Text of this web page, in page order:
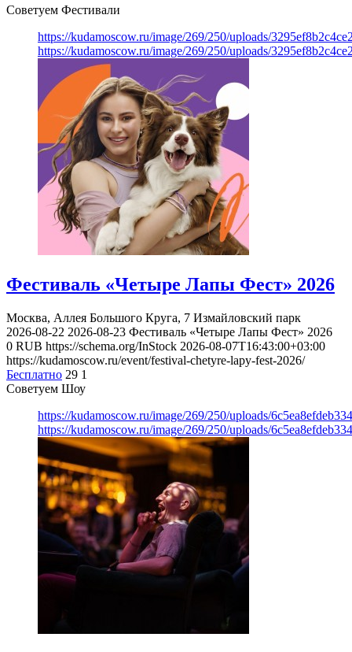
Советуем Фестивали
https://kudamoscow.ru/image/269/250/uploads/
https://kudamoscow.ru/image/269/250/uploads/
Фестиваль «Четыре Лапы Фест» 2026
Москва, Аллея Большого Круга, 7 Измайловский парк
2026-08-22 2026-08-23 Фестиваль «Четыре Лапы Фест» 2026
0 RUB https://schema.org/InStock 2026-08-07T16:43:00+03:00
https://kudamoscow.ru/event/festival-chetyre-lapy-fest-2026/
Бесплатно 29 1
Советуем Шоу
https://kudamoscow.ru/image/269/250/uploads/
https://kudamoscow.ru/image/269/250/uploads/